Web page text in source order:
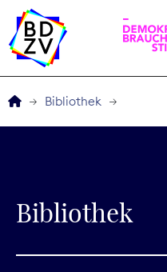
Service
Bibliothek
Bibliothek